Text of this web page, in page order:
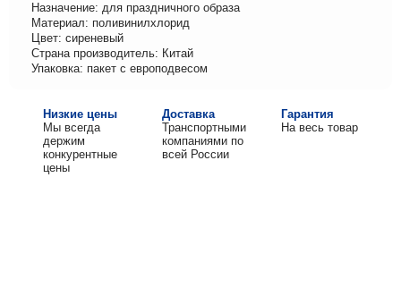
Назначение: для праздничного образа
Материал: поливинилхлорид
Цвет: сиреневый
Страна производитель: Китай
Упаковка: пакет с европодвесом
Низкие цены
Мы всегда
держим
конкурентные
цены
Доставка
Транспортными
компаниями по
всей России
Гарантия
На весь товар